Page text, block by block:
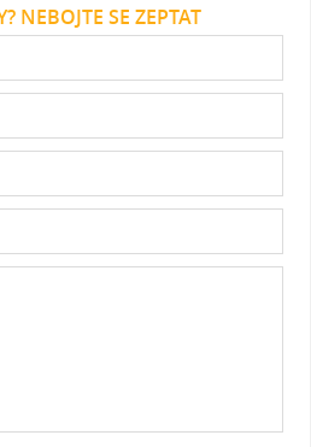
NEBOJTE SE ZEPTAT